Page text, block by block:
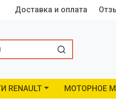
Доставка и оплата
RENAULT МОТОРНОЕ